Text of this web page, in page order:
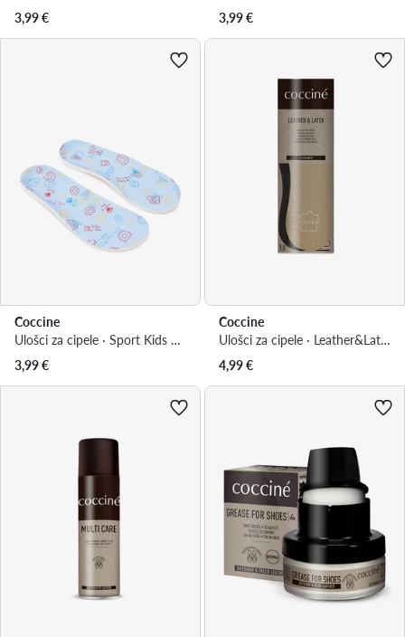
3,99€
3,99€
Coccine
Ulošci za cipele · Sport Kids 665/75 0193
3,99€
Coccine
Ulošci za cipele · Leather&Latex
4,99€